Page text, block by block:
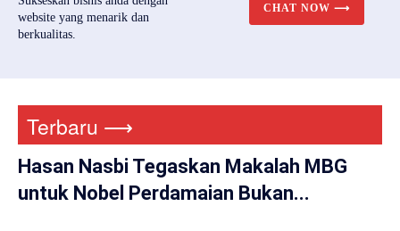
website yang menarik dan
berkualitas.
CHAT NOW ⟶
Terbaru ⟶
Hasan Nasbi Tegaskan Makalah MBG
untuk Nobel Perdamaian Bukan...